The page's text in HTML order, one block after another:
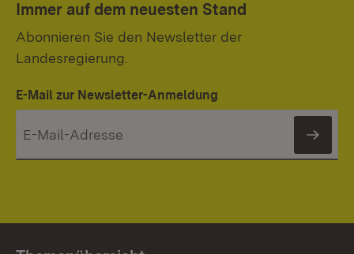
Immer auf dem neuesten Stand
Abonnieren Sie den Newsletter der
Landesregierung.
E-Mail zur Newsletter-Anmeldung